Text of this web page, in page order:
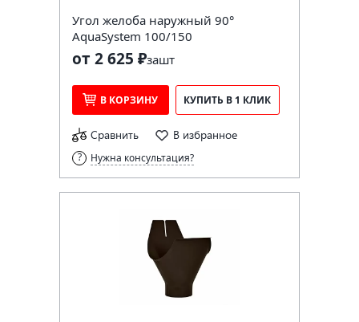
Угол желоба наружный 90°
AquaSystem 100/150
от 2 625 ₽зашт
В КОРЗИНУ КУПИТЬ В 1 КЛИК
Сравнить В избранное
Нужна консультация?